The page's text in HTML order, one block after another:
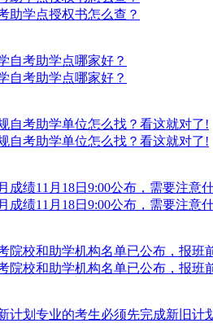
助学点授权书怎么查？
自考助学点哪家好？
自考助学点哪家好？
自考助学单位怎么找？看这就对了!
自考助学单位怎么找？看这就对了!
成绩11月18日9:00公布，需要注意
成绩11月18日9:00公布，需要注意
院校和助学机构名单已公布，报班
院校和助学机构名单已公布，报班
计划专业的考生必须先完成新旧计